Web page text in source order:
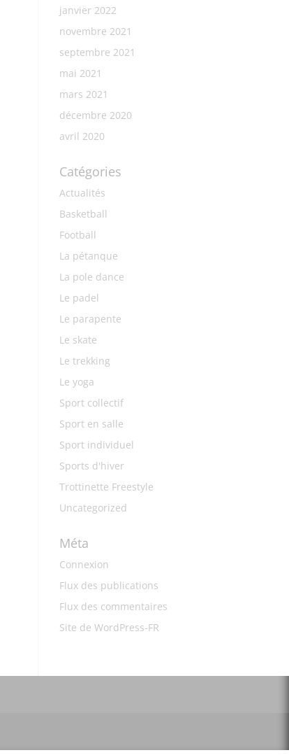
janvier 2022
novembre 2021
septembre 2021
mai 2021
mars 2021
décembre 2020
avril 2020
Catégories
Actualités
Basketball
Football
La pétanque
La pole dance
Le padel
Le parapente
Le skate
Le trekking
Le yoga
Sport collectif
Sport en salle
Sport individuel
Sports d'hiver
Trottinette Freestyle
Uncategorized
Méta
Connexion
Flux des publications
Flux des commentaires
Site de WordPress-FR